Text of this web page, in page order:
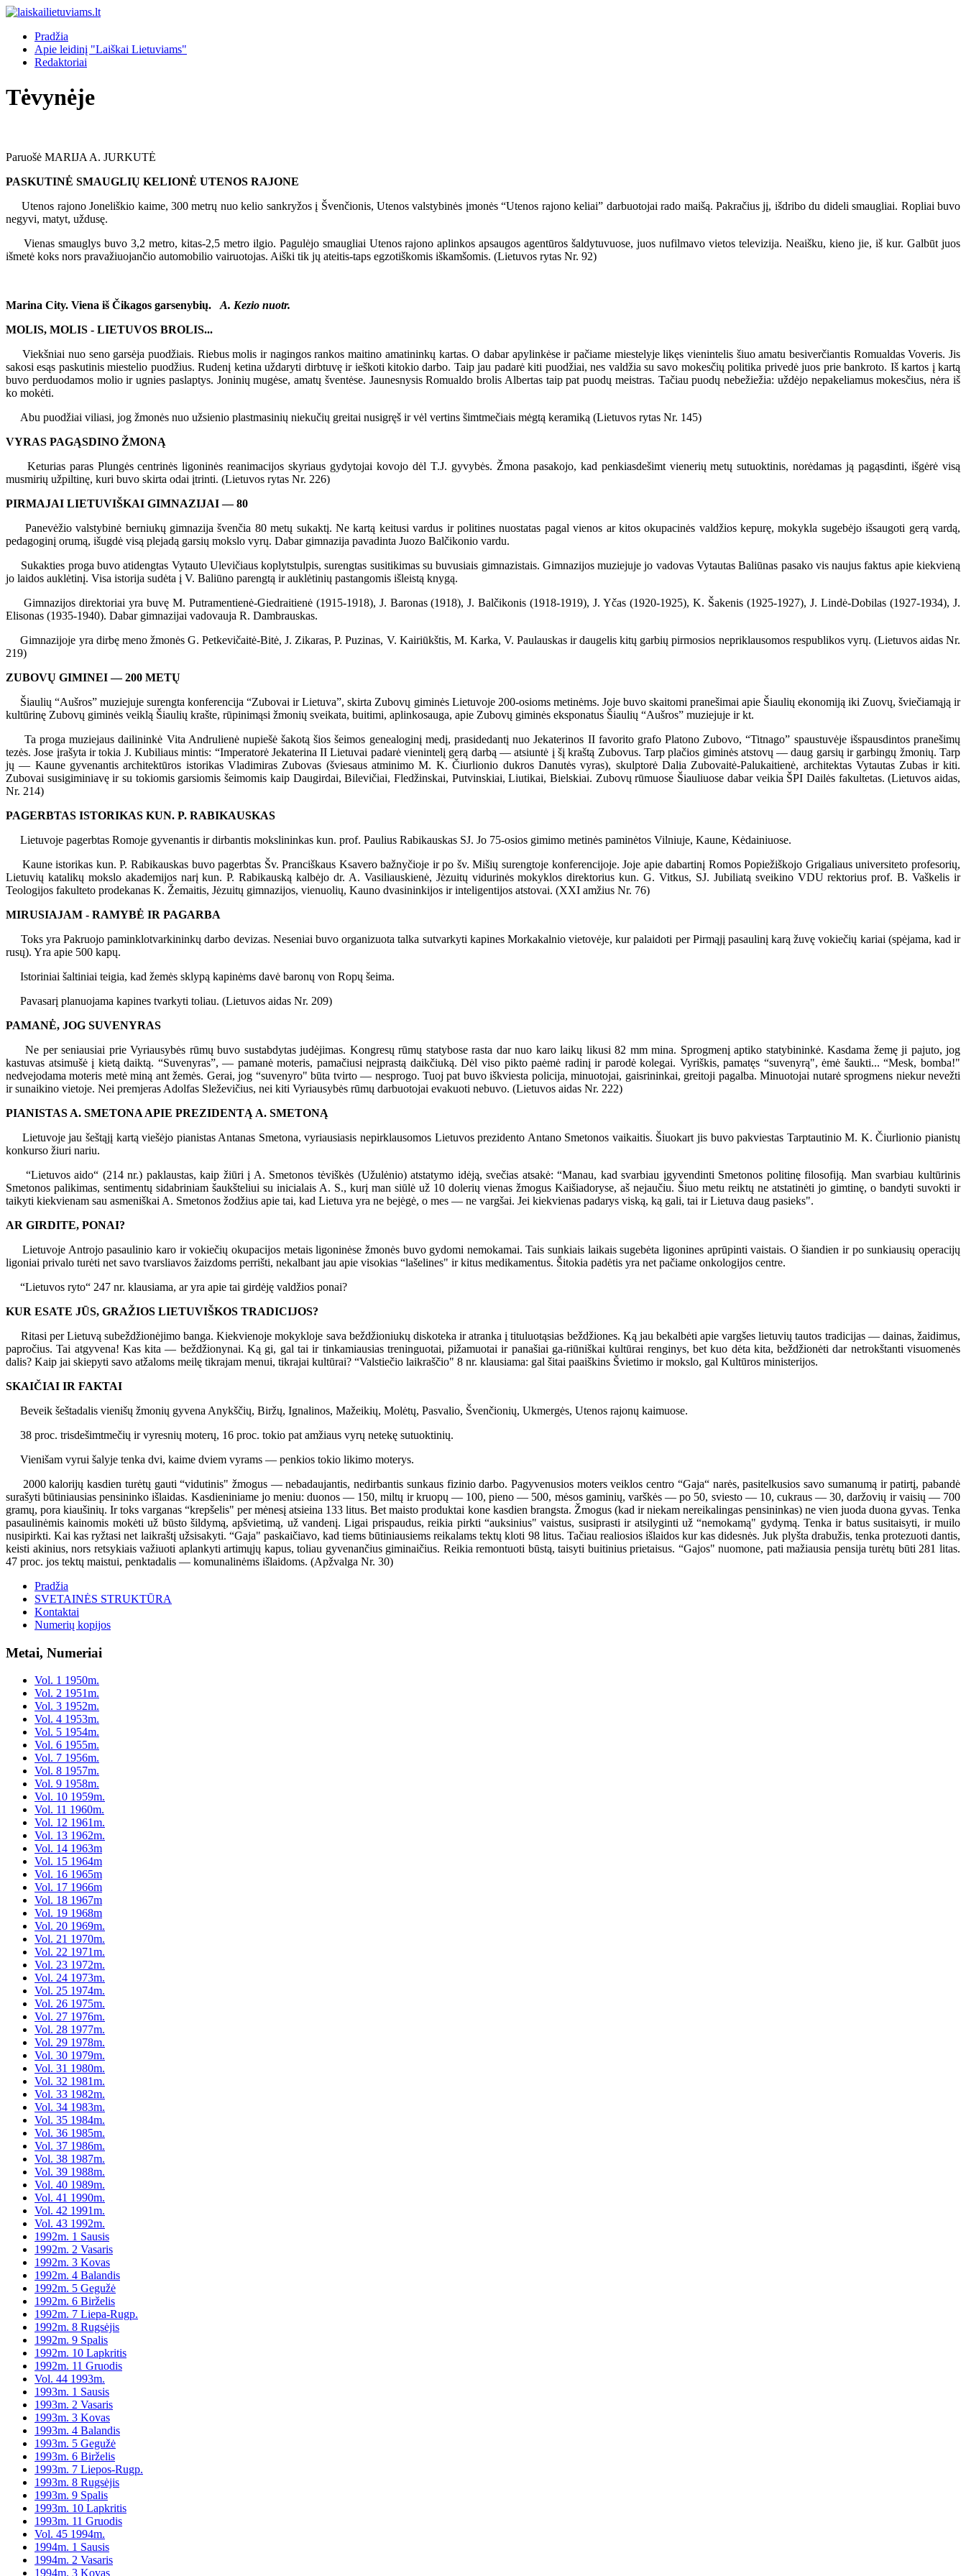
Pradžia
Apie leidinį "Laiškai Lietuviams"
Redaktoriai
Tėvynėje
Paruošė MARIJA A. JURKUTĖ
PASKUTINĖ SMAUGLIŲ KELIONĖ UTENOS RAJONE
Utenos rajono Joneliškio kaime, 300 metrų nuo kelio sankryžos į Švenčionis, Utenos valstybinės įmonės “Utenos rajono keliai” darbuotojai rado maišą. Pakračius jį, išdribo du dideli smaugliai. Ropliai buvo
negyvi, matyt, uždusę.
Vienas smauglys buvo 3,2 metro, kitas-2,5 metro ilgio. Pagulėjo smaugliai Utenos rajono aplinkos apsaugos agentūros šaldytuvuose, juos nufilmavo vietos televizija. Neaišku, kieno jie, iš kur. Galbūt juos
išmetė koks nors pravažiuojančio automobilio vairuotojas. Aiški tik jų ateitis-taps egzotiškomis iškamšomis. (Lietuvos rytas Nr. 92)
Marina City. Viena iš Čikagos garsenybių. A. Kezio nuotr.
MOLIS, MOLIS - LIETUVOS BROLIS...
Viekšniai nuo seno garsėja puodžiais. Riebus molis ir nagingos rankos maitino amatininkų kartas. O dabar apylinkėse ir pačiame miestelyje likęs vienintelis šiuo amatu besiverčiantis Romualdas Voveris. Jis
sakosi esąs paskutinis miestelio puodžius. Rudenį ketina uždaryti dirbtuvę ir ieškoti kitokio darbo. Taip jau padarė kiti puodžiai, nes valdžia su savo mokesčių politika privedė juos prie bankroto. Iš kartos į kartą
buvo perduodamos molio ir ugnies paslaptys. Joninių mugėse, amatų šventėse. Jaunesnysis Romualdo brolis Albertas taip pat puodų meistras. Tačiau puodų nebežiežia: uždėjo nepakeliamus mokesčius, nėra iš
ko mokėti.
Abu puodžiai viliasi, jog žmonės nuo užsienio plastmasinių niekučių greitai nusigręš ir vėl vertins šimtmečiais mėgtą keramiką (Lietuvos rytas Nr. 145)
VYRAS PAGĄSDINO ŽMONĄ
Keturias paras Plungės centrinės ligoninės reanimacijos skyriaus gydytojai kovojo dėl T.J. gyvybės. Žmona pasakojo, kad penkiasdešimt vienerių metų sutuoktinis, norėdamas ją pagąsdinti, išgėrė visą
musmirių užpiltinę, kuri buvo skirta odai įtrinti. (Lietuvos rytas Nr. 226)
PIRMAJAI LIETUVIŠKAI GIMNAZIJAI — 80
Panevėžio valstybinė berniukų gimnazija švenčia 80 metų sukaktį. Ne kartą keitusi vardus ir politines nuostatas pagal vienos ar kitos okupacinės valdžios kepurę, mokykla sugebėjo išsaugoti gerą vardą,
pedagoginį orumą, išugdė visą plejadą garsių mokslo vyrų. Dabar gimnazija pavadinta Juozo Balčikonio vardu.
Sukakties proga buvo atidengtas Vytauto Ulevičiaus koplytstulpis, surengtas susitikimas su buvusiais gimnazistais. Gimnazijos muziejuje jo vadovas Vytautas Baliūnas pasako vis naujus faktus apie kiekvieną
jo laidos auklėtinį. Visa istorija sudėta į V. Baliūno parengtą ir auklėtinių pastangomis išleistą knygą.
Gimnazijos direktoriai yra buvę M. Putramentienė-Giedraitienė (1915-1918), J. Baronas (1918), J. Balčikonis (1918-1919), J. Yčas (1920-1925), K. Šakenis (1925-1927), J. Lindė-Dobilas (1927-1934), J.
Elisonas (1935-1940). Dabar gimnazijai vadovauja R. Dambrauskas.
Gimnazijoje yra dirbę meno žmonės G. Petkevičaitė-Bitė, J. Zikaras, P. Puzinas, V. Kairiūkštis, M. Karka, V. Paulauskas ir daugelis kitų garbių pirmosios nepriklausomos respublikos vyrų. (Lietuvos aidas Nr.
219)
ZUBOVŲ GIMINEI — 200 METŲ
Šiaulių “Aušros” muziejuje surengta konferencija “Zubovai ir Lietuva”, skirta Zubovų giminės Lietuvoje 200-osioms metinėms. Joje buvo skaitomi pranešimai apie Šiaulių ekonomiją iki Zuovų, šviečiamąją ir
kultūrinę Zubovų giminės veiklą Šiaulių krašte, rūpinimąsi žmonių sveikata, buitimi, aplinkosauga, apie Zubovų giminės eksponatus Šiaulių “Aušros” muziejuje ir kt.
Ta proga muziejaus dailininkė Vita Andrulienė nupiešė šakotą šios šeimos genealoginį medį, prasidedantį nuo Jekaterinos II favorito grafo Platono Zubovo, “Titnago” spaustuvėje išspausdintos pranešimų
tezės. Jose įrašyta ir tokia J. Kubiliaus mintis: “Imperatorė Jekaterina II Lietuvai padarė vienintelį gerą darbą — atsiuntė į šį kraštą Zubovus. Tarp plačios giminės atstovų — daug garsių ir garbingų žmonių. Tarp
jų — Kaune gyvenantis architektūros istorikas Vladimiras Zubovas (šviesaus atminimo M. K. Čiurlionio dukros Danutės vyras), skulptorė Dalia Zubovaitė-Palukaitienė, architektas Vytautas Zubas ir kiti.
Zubovai susigiminiavę ir su tokiomis garsiomis šeimomis kaip Daugirdai, Bilevičiai, Fledžinskai, Putvinskiai, Liutikai, Bielskiai. Zubovų rūmuose Šiauliuose dabar veikia ŠPI Dailės fakultetas. (Lietuvos aidas,
Nr. 214)
PAGERBTAS ISTORIKAS KUN. P. RABIKAUSKAS
Lietuvoje pagerbtas Romoje gyvenantis ir dirbantis mokslininkas kun. prof. Paulius Rabikauskas SJ. Jo 75-osios gimimo metinės paminėtos Vilniuje, Kaune, Kėdainiuose.
Kaune istorikas kun. P. Rabikauskas buvo pagerbtas Šv. Pranciškaus Ksavero bažnyčioje ir po šv. Mišių surengtoje konferencijoje. Joje apie dabartinį Romos Popiežiškojo Grigaliaus universiteto profesorių,
Lietuvių katalikų mokslo akademijos narį kun. P. Rabikauską kalbėjo dr. A. Vasiliauskienė, Jėzuitų vidurinės mokyklos direktorius kun. G. Vitkus, SJ. Jubiliatą sveikino VDU rektorius prof. B. Vaškelis ir
Teologijos fakulteto prodekanas K. Žemaitis, Jėzuitų gimnazijos, vienuolių, Kauno dvasininkijos ir inteligentijos atstovai. (XXI amžius Nr. 76)
MIRUSIAJAM - RAMYBĖ IR PAGARBA
Toks yra Pakruojo paminklotvarkininkų darbo devizas. Neseniai buvo organizuota talka sutvarkyti kapines Morkakalnio vietovėje, kur palaidoti per Pirmąjį pasaulinį karą žuvę vokiečių kariai (spėjama, kad ir
rusų). Yra apie 500 kapų.
Istoriniai šaltiniai teigia, kad žemės sklypą kapinėms davė baronų von Ropų šeima.
Pavasarį planuojama kapines tvarkyti toliau. (Lietuvos aidas Nr. 209)
PAMANĖ, JOG SUVENYRAS
Ne per seniausiai prie Vyriausybės rūmų buvo sustabdytas judėjimas. Kongresų rūmų statybose rasta dar nuo karo laikų likusi 82 mm mina. Sprogmenį aptiko statybininkė. Kasdama žemę ji pajuto, jog
kastuvas atsimušė į kietą daiktą. “Suvenyras”, — pamanė moteris, pamačiusi neįprastą daikčiuką. Dėl viso pikto paėmė radinį ir parodė kolegai. Vyriškis, pamatęs “suvenyrą", ėmė šaukti... “Mesk, bomba!"
nedvejodama moteris metė miną ant žemės. Gerai, jog “suvenyro" būta tvirto — nesprogo. Tuoj pat buvo iškviesta policija, minuotojai, gaisrininkai, greitoji pagalba. Minuotojai nutarė sprogmens niekur nevežti
ir sunaikino vietoje. Nei premjeras Adolfas Sleževičius, nei kiti Vyriausybės rūmų darbuotojai evakuoti nebuvo. (Lietuvos aidas Nr. 222)
PIANISTAS A. SMETONA APIE PREZIDENTĄ A. SMETONĄ
Lietuvoje jau šeštąjį kartą viešėjo pianistas Antanas Smetona, vyriausiasis nepirklausomos Lietuvos prezidento Antano Smetonos vaikaitis. Šiuokart jis buvo pakviestas Tarptautinio M. K. Čiurlionio pianistų
konkurso žiuri nariu.
“Lietuvos aido“ (214 nr.) paklaustas, kaip žiūri į A. Smetonos tėviškės (Užulėnio) atstatymo idėją, svečias atsakė: “Manau, kad svarbiau įgyvendinti Smetonos politinę filosofiją. Man svarbiau kultūrinis
Smetonos palikimas, sentimentų sidabriniam šaukšteliui su inicialais A. S., kurį man siūlė už 10 dolerių vienas žmogus Kaišiadoryse, aš nejaučiu. Šiuo metu reiktų ne atstatinėti jo gimtinę, o bandyti suvokti ir
taikyti kiekvienam sau asmeniškai A. Smetonos žodžius apie tai, kad Lietuva yra ne bejėgė, o mes — ne vargšai. Jei kiekvienas padarys viską, ką gali, tai ir Lietuva daug pasieks".
AR GIRDITE, PONAI?
Lietuvoje Antrojo pasaulinio karo ir vokiečių okupacijos metais ligoninėse žmonės buvo gydomi nemokamai. Tais sunkiais laikais sugebėta ligonines aprūpinti vaistais. O šiandien ir po sunkiausių operacijų
ligoniai privalo turėti net savo tvarsliavos žaizdoms perrišti, nekalbant jau apie visokias “lašelines" ir kitus medikamentus. Šitokia padėtis yra net pačiame onkologijos centre.
“Lietuvos ryto“ 247 nr. klausiama, ar yra apie tai girdėję valdžios ponai?
KUR ESATE JŪS, GRAŽIOS LIETUVIŠKOS TRADICIJOS?
Ritasi per Lietuvą subeždžionėjimo banga. Kiekvienoje mokykloje sava beždžioniukų diskoteka ir atranka į tituluotąsias beždžiones. Ką jau bekalbėti apie vargšes lietuvių tautos tradicijas — dainas, žaidimus,
papročius. Tai atgyvena! Kas kita — beždžionynai. Ką gi, gal tai ir tinkamiausias treninguotai, pižamuotai ir panašiai ga-riūniškai kultūrai renginys, bet kuo dėta kita, beždžionėti dar netrokštanti visuomenės
dalis? Kaip jai skiepyti savo atžaloms meilę tikrajam menui, tikrajai kultūrai? “Valstiečio laikraščio" 8 nr. klausiama: gal šitai paaiškins Švietimo ir mokslo, gal Kultūros ministerijos.
SKAIČIAI IR FAKTAI
Beveik šeštadalis vienišų žmonių gyvena Anykščių, Biržų, Ignalinos, Mažeikių, Molėtų, Pasvalio, Švenčionių, Ukmergės, Utenos rajonų kaimuose.
38 proc. trisdešimtmečių ir vyresnių moterų, 16 proc. tokio pat amžiaus vyrų netekę sutuoktinių.
Vienišam vyrui šalyje tenka dvi, kaime dviem vyrams — penkios tokio likimo moterys.
2000 kalorijų kasdien turėtų gauti “vidutinis" žmogus — nebadaujantis, nedirbantis sunkaus fizinio darbo. Pagyvenusios moters veiklos centro “Gaja“ narės, pasitelkusios savo sumanumą ir patirtį, pabandė
surašyti būtiniausias pensininko išlaidas. Kasdieniniame jo meniu: duonos — 150, miltų ir kruopų — 100, pieno — 500, mėsos gaminių, varškės — po 50, sviesto — 10, cukraus — 30, daržovių ir vaisių — 700
gramų, pora kiaušinių. Ir toks varganas “krepšelis" per mėnesį atsieina 133 litus. Bet maisto produktai kone kasdien brangsta. Žmogus (kad ir niekam nereikalingas pensininkas) ne vien juoda duona gyvas. Tenka
pasaulinėmis kainomis mokėti už būsto šildymą, apšvietimą, už vandenį. Ligai prispaudus, reikia pirkti “auksinius" vaistus, susiprasti ir atsilyginti už “nemokamą" gydymą. Tenka ir batus susitaisyti, ir muilo
nusipirkti. Kai kas ryžtasi net laikraštį užsisakyti. “Gaja" paskaičiavo, kad tiems būtiniausiems reikalams tektų kloti 98 litus. Tačiau realiosios išlaidos kur kas didesnės. Juk plyšta drabužis, tenka protezuoti dantis,
keisti akinius, nors retsykiais važiuoti aplankyti artimųjų kapus, toliau gyvenančius giminaičius. Reikia remontuoti būstą, taisyti buitinius prietaisus. “Gajos" nuomone, pati mažiausia pensija turėtų būti 281 litas.
47 proc. jos tektų maistui, penktadalis — komunalinėms išlaidoms. (Apžvalga Nr. 30)
Pradžia
SVETAINĖS STRUKTŪRA
Kontaktai
Numerių kopijos
Metai, Numeriai
Vol. 1 1950m.
Vol. 2 1951m.
Vol. 3 1952m.
Vol. 4 1953m.
Vol. 5 1954m.
Vol. 6 1955m.
Vol. 7 1956m.
Vol. 8 1957m.
Vol. 9 1958m.
Vol. 10 1959m.
Vol. 11 1960m.
Vol. 12 1961m.
Vol. 13 1962m.
Vol. 14 1963m
Vol. 15 1964m
Vol. 16 1965m
Vol. 17 1966m
Vol. 18 1967m
Vol. 19 1968m
Vol. 20 1969m.
Vol. 21 1970m.
Vol. 22 1971m.
Vol. 23 1972m.
Vol. 24 1973m.
Vol. 25 1974m.
Vol. 26 1975m.
Vol. 27 1976m.
Vol. 28 1977m.
Vol. 29 1978m.
Vol. 30 1979m.
Vol. 31 1980m.
Vol. 32 1981m.
Vol. 33 1982m.
Vol. 34 1983m.
Vol. 35 1984m.
Vol. 36 1985m.
Vol. 37 1986m.
Vol. 38 1987m.
Vol. 39 1988m.
Vol. 40 1989m.
Vol. 41 1990m.
Vol. 42 1991m.
Vol. 43 1992m.
1992m. 1 Sausis
1992m. 2 Vasaris
1992m. 3 Kovas
1992m. 4 Balandis
1992m. 5 Gegužė
1992m. 6 Birželis
1992m. 7 Liepa-Rugp.
1992m. 8 Rugsėjis
1992m. 9 Spalis
1992m. 10 Lapkritis
1992m. 11 Gruodis
Vol. 44 1993m.
1993m. 1 Sausis
1993m. 2 Vasaris
1993m. 3 Kovas
1993m. 4 Balandis
1993m. 5 Gegužė
1993m. 6 Birželis
1993m. 7 Liepos-Rugp.
1993m. 8 Rugsėjis
1993m. 9 Spalis
1993m. 10 Lapkritis
1993m. 11 Gruodis
Vol. 45 1994m.
1994m. 1 Sausis
1994m. 2 Vasaris
1994m. 3 Kovas